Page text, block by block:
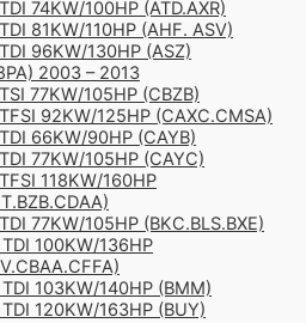
74KW/100HP (ATD.AXR)
81KW/110HP (AHF. ASV)
96KW/130HP (ASZ)
2003 – 2013
77KW/105HP (CBZB)
92KW/125HP (CAXC.CMSA)
66KW/90HP (CAYB)
77KW/105HP (CAYC)
118KW/160HP
77KW/105HP (BKC.BLS.BXE)
100KW/136HP
103KW/140HP (BMM)
120KW/163HP (BUY)